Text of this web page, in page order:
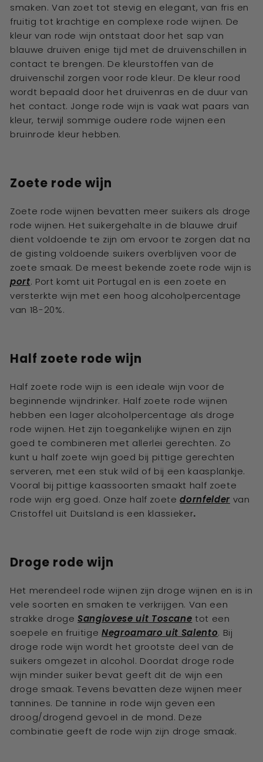
smaken. Van zoet tot stevig en elegant, van fris en
fruitig tot krachtige en complexe rode wijnen. De
kleur van rode wijn ontstaat door het sap van
blauwe druiven enige tijd met de druivenschillen in
contact te brengen. De kleurstoffen van de
druivenschil zorgen voor rode kleur. De kleur rood
wordt bepaald door het druivenras en de duur van
het contact. Jonge rode wijn is vaak wat paars van
kleur, terwijl sommige oudere rode wijnen een
bruinrode kleur hebben.
Zoete rode wijn
Zoete rode wijnen bevatten meer suikers als droge
rode wijnen. Het suikergehalte in de blauwe druif
dient voldoende te zijn om ervoor te zorgen dat na
de gisting voldoende suikers overblijven voor de
zoete smaak. De meest bekende zoete rode wijn is
port. Port komt uit Portugal en is een zoete en
versterkte wijn met een hoog alcoholpercentage
van 18-20%.
Half zoete rode wijn
Half zoete rode wijn is een ideale wijn voor de
beginnende wijndrinker. Half zoete rode wijnen
hebben een lager alcoholpercentage als droge
rode wijnen. Het zijn toegankelijke wijnen en zijn
goed te combineren met allerlei gerechten. Zo
kunt u half zoete wijn goed bij pittige gerechten
serveren, met een stuk wild of bij een kaasplankje.
Vooral bij pittige kaassoorten smaakt half zoete
rode wijn erg goed. Onze half zoetedornfeldervan
Cristoffel uit Duitsland is een klassieker.
Droge rode wijn
Het merendeel rode wijnen zijn droge wijnen en is in
vele soorten en smaken te verkrijgen. Van een
strakke drogeSangiovese uit Toscane tot een
soepele en fruitige Negroamaro uit Salento. Bij
droge rode wijn wordt het grootste deel van de
suikers omgezet in alcohol. Doordat droge rode
wijn minder suiker bevat geeft dit de wijn een
droge smaak. Tevens bevatten deze wijnen meer
tannines. De tannine in rode wijn geven een
droog/drogend gevoel in de mond. Deze
combinatie geeft de rode wijn zijn droge smaak.